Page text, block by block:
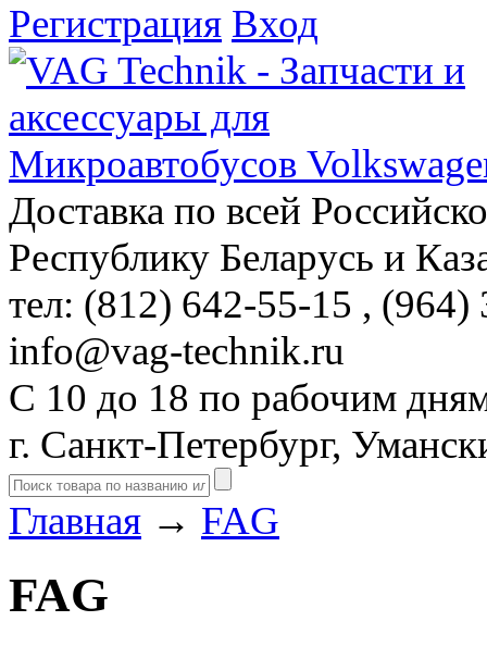
Регистрация Вход
Доставка по всей
Республику Беларусь и
тел: (812) 642-55-15 , (964)
info@vag-technik.ru
С 10 до 18 по рабочим
г. Санкт-Петербург,
Главная → FAG
FAG